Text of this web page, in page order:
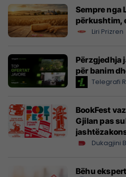
Sempre nga
përkushtim,
Liri Prizren
Përzgjedhja
për banim
Telegrafi
BookFest
Gjilan pas
Dukagjini
Bëhu